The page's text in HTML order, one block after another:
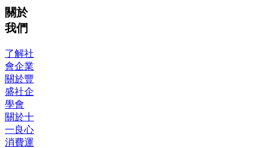
關於
我們
了解社
會企業
關於豐
盛社企
學會
關於十
一良心
消費運